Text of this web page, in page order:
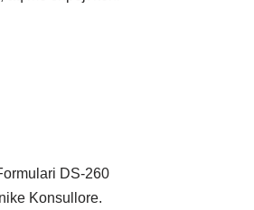
DS-260
Konsullore.